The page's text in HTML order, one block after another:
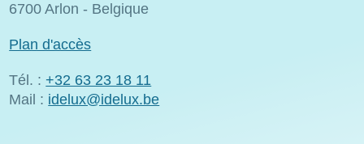
6700 Arlon - Belgique
Plan d'accès
Tél. : +32 63 23 18 11
Mail : idelux@idelux.be